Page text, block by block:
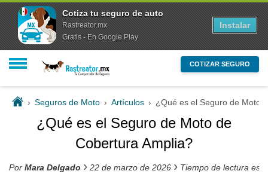
COTIZAR SEGURO
› Seguros de Moto › Artículos › ¿Qué es el Seguro de Moto
¿Qué es el Seguro de Moto de
Cobertura Amplia?
Por Mara Delgado › 22 de marzo de 2026 › Tiempo de lectura
Cotiza tu seguro de auto
Rastreator.mx
Gratis - En Google Play
Instalar